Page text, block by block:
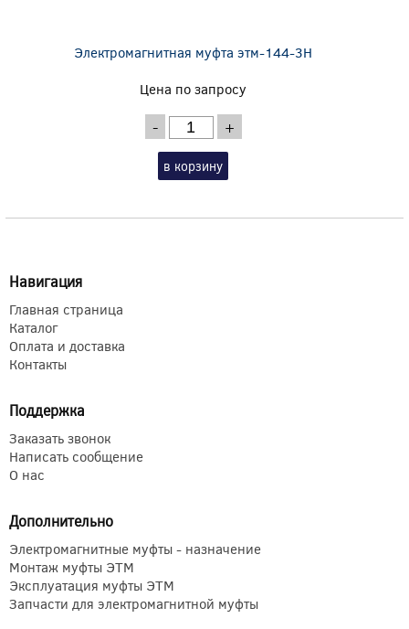
Электромагнитная муфта этм-144-3Н
Цена по запросу
- +
в корзину
Навигация
Главная страница
Каталог
Оплата и доставка
Контакты
Поддержка
Заказать звонок
Написать сообщение
О нас
Дополнительно
Электромагнитные муфты - назначение
Монтаж муфты ЭТМ
Эксплуатация муфты ЭТМ
Запчасти для электромагнитной муфты